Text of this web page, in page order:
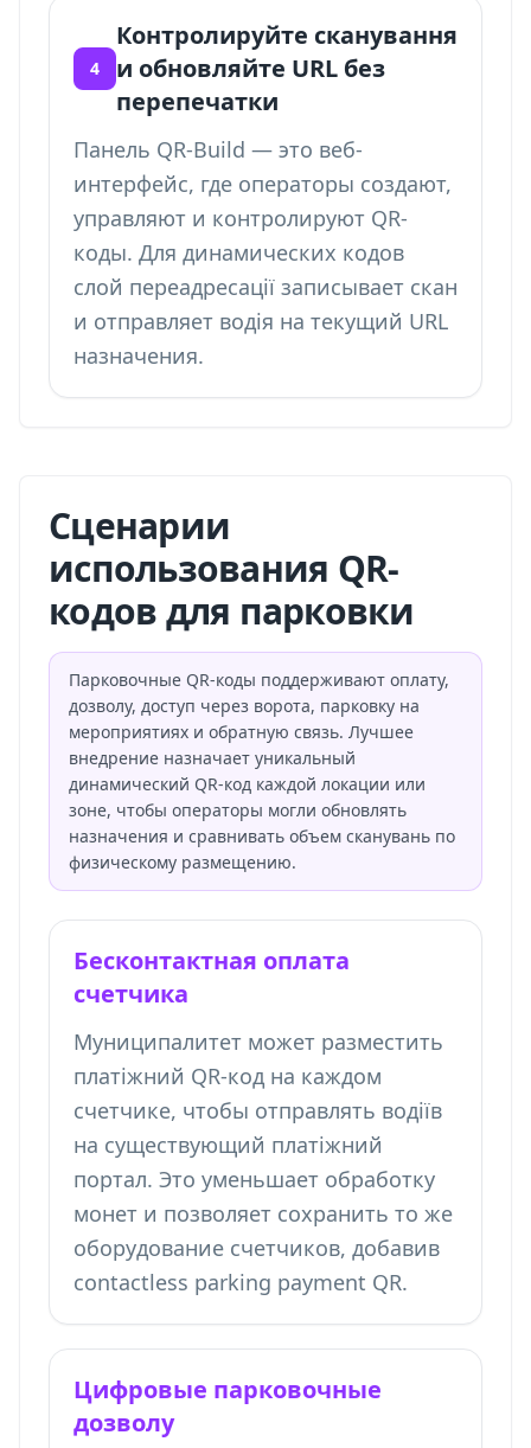
4
Контролируйте сканування
и обновляйте URL без
перепечатки
Панель QR-Build — это веб-
интерфейс, где операторы создают,
управляют и контролируют QR-
коды. Для динамических кодов
слой переадресації записывает скан
и отправляет водія на текущий URL
назначения.
Сценарии
использования QR-
кодов для парковки
Парковочные QR-коды поддерживают оплату,
дозволу, доступ через ворота, парковку на
мероприятиях и обратную связь. Лучшее
внедрение назначает уникальный
динамический QR-код каждой локации или
зоне, чтобы операторы могли обновлять
назначения и сравнивать объем сканувань по
физическому размещению.
Бесконтактная оплата
счетчика
Муниципалитет может разместить
платіжний QR-код на каждом
счетчике, чтобы отправлять водіїв
на существующий платіжний
портал. Это уменьшает обработку
монет и позволяет сохранить то же
оборудование счетчиков, добавив
contactless parking payment QR.
Цифровые парковочные
дозволу